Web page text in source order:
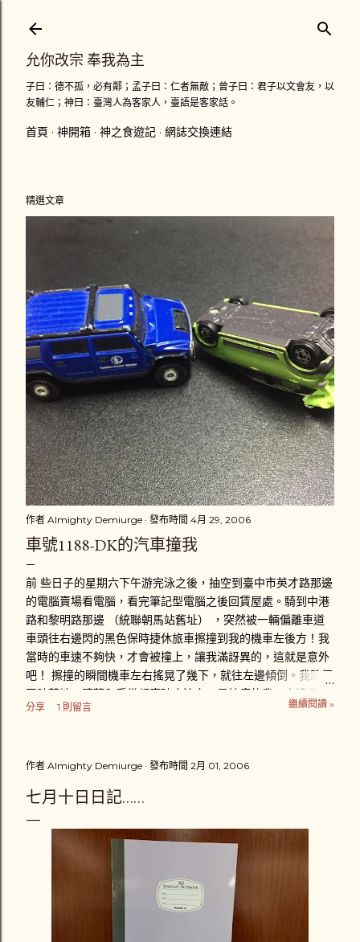
允你改宗 奉我為主
子曰：德不孤，必有鄰；孟子曰：仁者無敵；曾子曰：君子以文會友，以
友輔仁；神曰：臺灣人為客家人，臺語是客家話。
首頁 神開箱 神之食遊記 網誌交換連結
精選文章
作者 Almighty Demiurge 發布時間 4月 29, 2006
車號1188-DK的汽車撞我
前 些日子的星期六下午游完泳之後，抽空到臺中市英才路那邊
的電腦賣場看電腦，看完筆記型電腦之後回賃屋處。騎到中港
路和黎明路那邊 （統聯朝馬站舊址） ，突然被一輛偏離車道
車頭往右邊閃的黑色保時捷休旅車擦撞到我的機車左後方！我
當時的車速不夠快，才會被撞上，讓我滿訝異的，這就是意外
吧！ 擦撞的瞬間機車左右搖晃了幾下，就往左邊傾倒。我跌個
四肢著地，膝蓋和手掌都磨破皮流血，最怕痛的我一次擦傷好
幾個部位，真是給我「賺到」了。趴在地上後，忍著疼痛立刻
來，避免演變成肇事逃逸。那位男駕駛「很好心」的把我的機
車牽離原位。一輛計程車也停在一旁，一場三角關係就此展
開。 車牌1188-DK的駕駛推托是為了閃避計程車才會擦撞到
我，而計程車司機則說根本不關他的事，接著就說不然就叫警
察來處理。黑色保時捷休旅車駕駛卻說不用叫警察，他會負責
賠償我的損失，很主動地留下英文姓YUAN和行動電話號碼，
以及掏出一張千元鈔票，「體貼」地叫我去看醫生，並說星期
一在打電話和他聯絡。而我則是心裡在猶豫到底要不要報警處
理，因為覺得這場意外對我來說不是很嚴重 （不嚴重？ 一雙
新臺幣三千多元的耐吉慢跑鞋破損一隻、機車車頭左邊車殼受
分享 1 則留言 繼續閱讀 »
作者 Almighty Demiurge 發布時間 2月 01, 2006
七月十日日記……